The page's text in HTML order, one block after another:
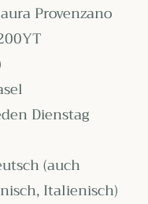
Provenzano
Dienstag
(auch
Italienisch)